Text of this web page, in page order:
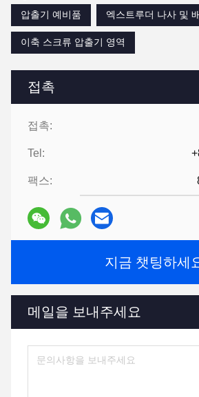
접촉
접촉:
Tel:
팩스:
지금 챗팅하세
메일을 보내주세요
압출기 예비품
엑스트루더 나사 및
이축 스크류 압출기 영역